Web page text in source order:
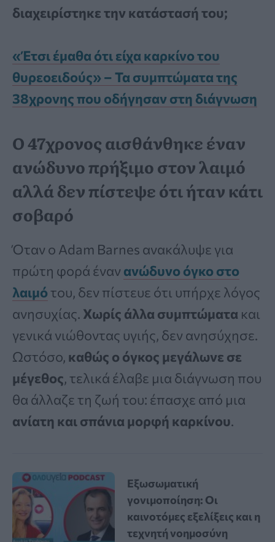
διαχειρίστηκε την κατάστασή του;
«Έτσι έμαθα ότι είχα καρκίνο του
θυρεοειδούς» – Τα συμπτώματα της
38χρονης που οδήγησαν στη διάγνωση
Ο 47χρονος αισθάνθηκε έναν
ανώδυνο πρήξιμο στον λαιμό
αλλά δεν πίστεψε ότι ήταν κάτι
σοβαρό
Όταν ο Adam Barnes ανακάλυψε για
πρώτη φορά έναν ανώδυνο όγκο στο
λαιμό του, δεν πίστευε ότι υπήρχε λόγος
ανησυχίας. Χωρίς άλλα συμπτώματα και
γενικά νιώθοντας υγιής, δεν ανησύχησε.
Ωστόσο, καθώς ο όγκος μεγάλωνε σε
μέγεθος, τελικά έλαβε μια διάγνωση που
θα άλλαζε τη ζωή του: έπασχε από μια
ανίατη και σπάνια μορφή καρκίνου.
Εξωσωματική
γονιμοποίηση: Οι
καινοτόμες εξελίξεις και η
τεχνητή νοημοσύνη